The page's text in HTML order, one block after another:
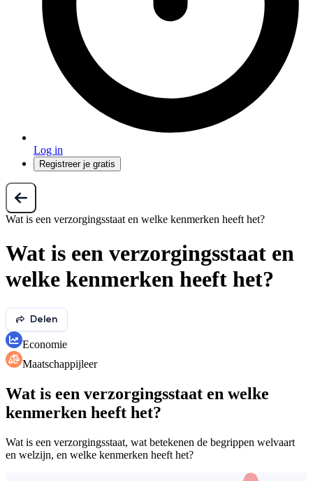
Log in
Registreer je gratis
Wat is een verzorgingsstaat en welke kenmerken heeft het?
Wat is een verzorgingsstaat en
welke kenmerken heeft het?
Delen
Economie
Maatschappijleer
Wat is een verzorgingsstaat en welke
kenmerken heeft het?
Wat is een verzorgingsstaat, wat betekenen de begrippen welvaart
en welzijn, en welke kenmerken heeft het?